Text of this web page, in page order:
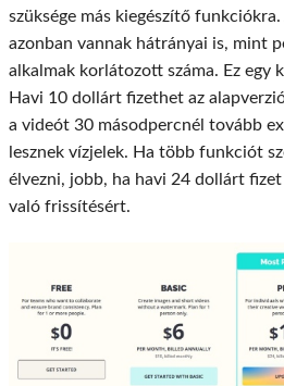
szüksége más kiegészítő
azonban vannak hátrányai is, mint
alkalmak korlátozott száma. Ez egy
Havi 10 dollárt fizethet az
a videót 30 másodpercnél tovább
lesznek vízjelek. Ha több funkciót
élvezni, jobb, ha havi 24 dollárt fizet
való frissítésért.